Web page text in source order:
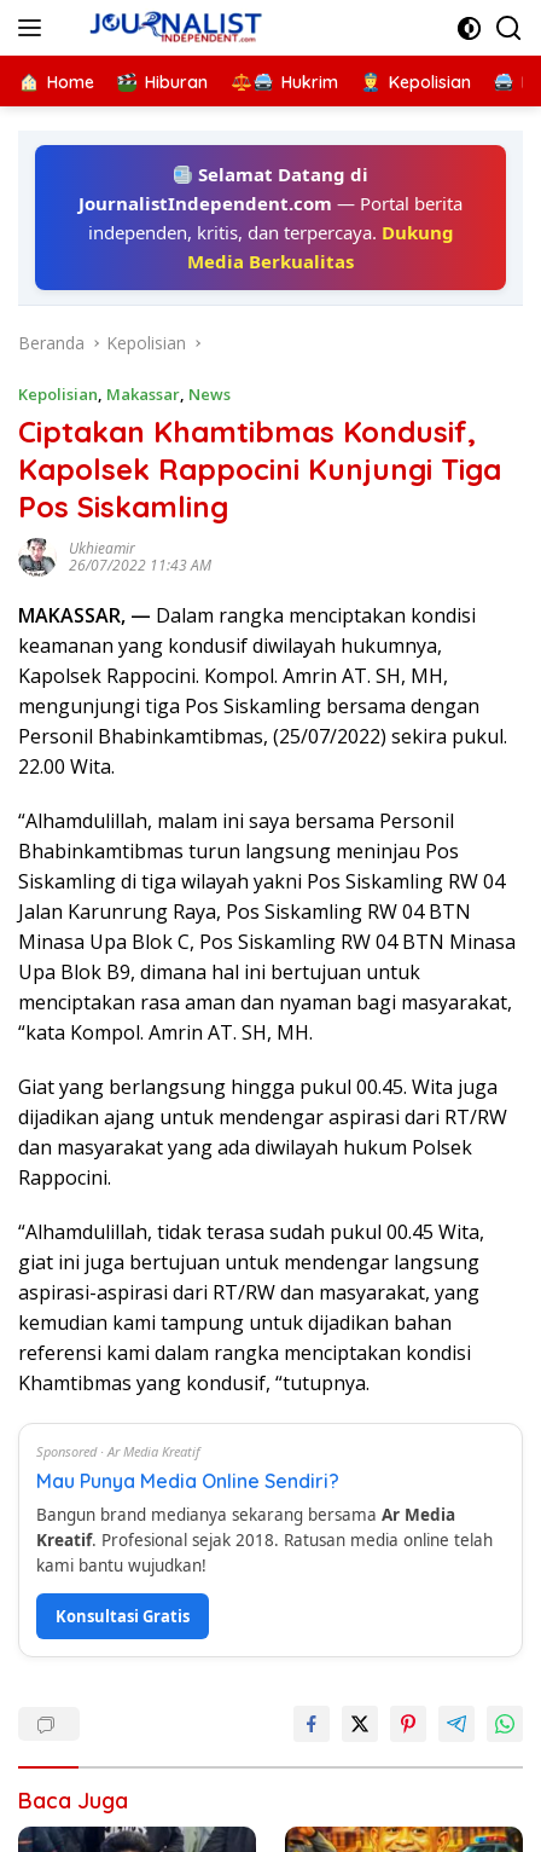
Home Hiburan Hukrim Kepolisian
Selamat Datang di
JournalistIndependent.com — Portal berita
independen, kritis, dan terpercaya. Dukung
Media Berkualitas
Beranda Kepolisian
Kepolisian, Makassar, News
Ciptakan Khamtibmas Kondusif,
Kapolsek Rappocini Kunjungi Tiga
Pos Siskamling
Ukhieamir
26/07/2022 11:43 AM
MAKASSAR, — Dalam rangka menciptakan kondisi
keamanan yang kondusif diwilayah hukumnya,
Kapolsek Rappocini. Kompol. Amrin AT. SH, MH,
mengunjungi tiga Pos Siskamling bersama dengan
Personil Bhabinkamtibmas, (25/07/2022) sekira pukul.
22.00 Wita.
“Alhamdulillah, malam ini saya bersama Personil
Bhabinkamtibmas turun langsung meninjau Pos
Siskamling di tiga wilayah yakni Pos Siskamling RW 04
Jalan Karunrung Raya, Pos Siskamling RW 04 BTN
Minasa Upa Blok C, Pos Siskamling RW 04 BTN Minasa
Upa Blok B9, dimana hal ini bertujuan untuk
menciptakan rasa aman dan nyaman bagi masyarakat,
“kata Kompol. Amrin AT. SH, MH.
Giat yang berlangsung hingga pukul 00.45. Wita juga
dijadikan ajang untuk mendengar aspirasi dari RT/RW
dan masyarakat yang ada diwilayah hukum Polsek
Rappocini.
“Alhamdulillah, tidak terasa sudah pukul 00.45 Wita,
giat ini juga bertujuan untuk mendengar langsung
aspirasi-aspirasi dari RT/RW dan masyarakat, yang
kemudian kami tampung untuk dijadikan bahan
referensi kami dalam rangka menciptakan kondisi
Khamtibmas yang kondusif, “tutupnya.
Sponsored · Ar Media Kreatif
Mau Punya Media Online Sendiri?
Bangun brand medianya sekarang bersama Ar Media
Kreatif. Profesional sejak 2018. Ratusan media online telah
kami bantu wujudkan!
Konsultasi Gratis
Baca Juga